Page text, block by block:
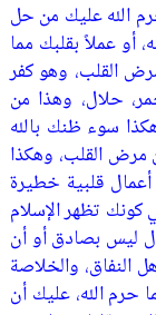
الله عليك من حل
أو عملاً بقلبك مما
القلب، وهو كفر
حلال، وهذا من
سوء ظنك بالله
القلب، وهكذا
قلبية خطيرة
كونك تظهر الإسلام
ليس بصادق أو أن
النفاق، والخلاصة
حرم الله، عليك أن